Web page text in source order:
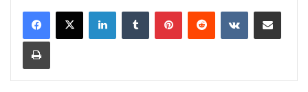
LinkedInTumblr PinterestReddit VKontakteShare via Email
Print